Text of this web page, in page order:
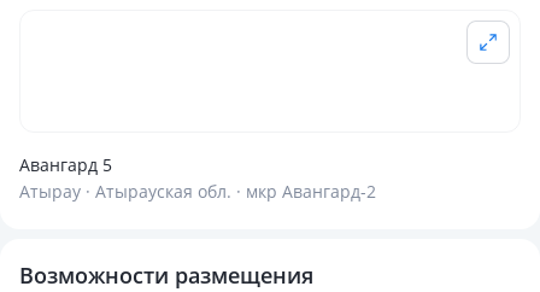
Авангард 5
Атырау · Атырауская обл. · мкр Авангард-2
Возможности размещения